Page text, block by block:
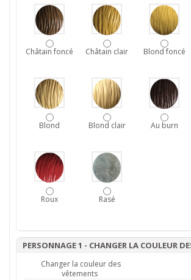
Châtain foncé Châtain clair Blond foncé
Blond Blond clair Au burn
Roux Rasé
PERSONNAGE 1 - CHANGER LA COULEUR
Changer la couleur des
vêtements